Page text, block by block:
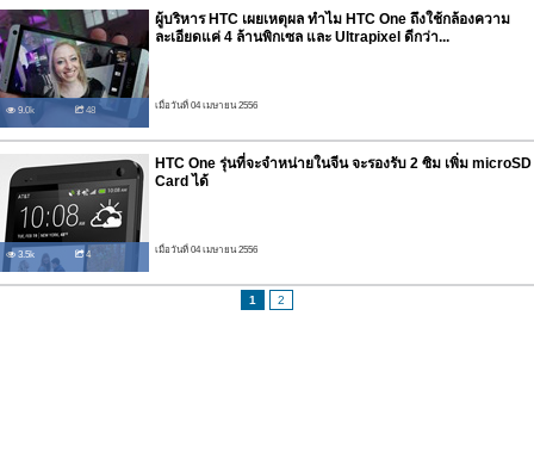
9.0k 48
ผู้บริหาร HTC เผยเหตุผล ทำไม HTC One ถึงใช้กล้องความ
ละเอียดแค่ 4 ล้านพิกเซล และ Ultrapixel ดีกว่า...
เมื่อวันที่ 04 เมษายน 2556
3.5k 4
HTC One รุ่นที่จะจำหน่ายในจีน จะรองรับ 2 ซิม เพิ่ม microSD
Card ได้
เมื่อวันที่ 04 เมษายน 2556
1 2